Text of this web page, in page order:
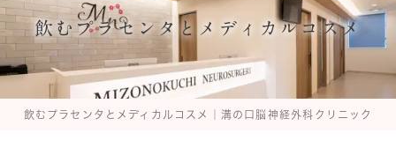
飲むプラセンタとメディカルコスメ
飲むプラセンタとメディカルコスメ｜溝の口脳神経外科クリニック